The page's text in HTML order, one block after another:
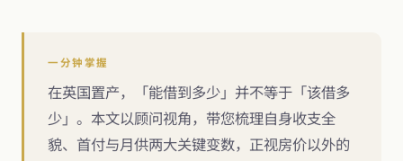
一分钟掌握
在英国置产，「能借到多少」并不等于「该借多
少」。本文以顾问视角，带您梳理自身收支全
貌、首付与月供两大关键变数，正视房价以外的